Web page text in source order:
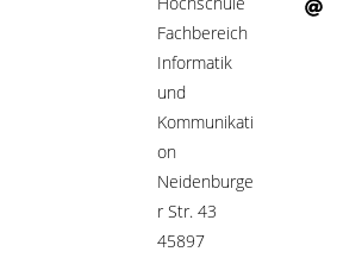
Fachbereich
Informatik
und
Kommunikati
on
Neidenburge
r Str. 43
45897